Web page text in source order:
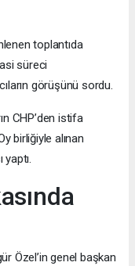
toplantıda
süreci
görüşünü sordu.
CHP’den istifa
birliğiyle alınan
yaptı.
Özel’in genel başkan